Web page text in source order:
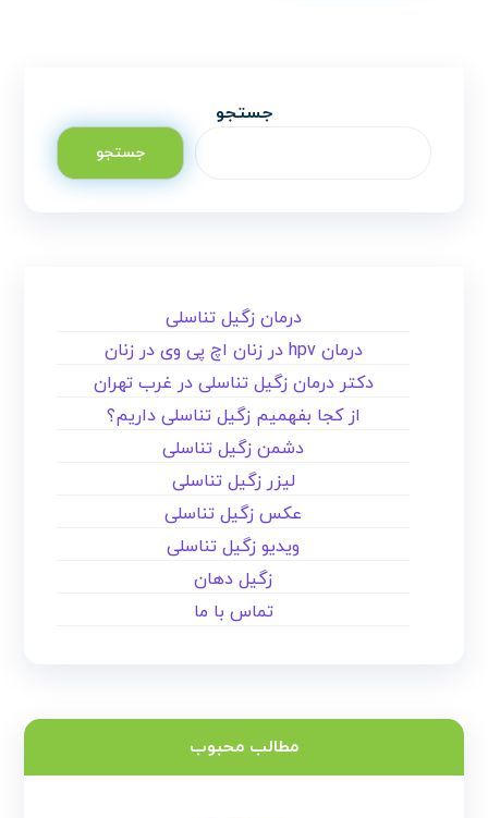
جستجو
جستجو
درمان زگیل تناسلی
درمان hpv در زنان اچ پی وی در زنان
دکتر درمان زگیل تناسلی در غرب تهران
از کجا بفهمیم زگیل تناسلی داریم؟
دشمن زگیل تناسلی
لیزر زگیل تناسلی
عکس زگیل تناسلی
ویدیو زگیل تناسلی
زگیل دهان
تماس با ما
مطالب محبوب